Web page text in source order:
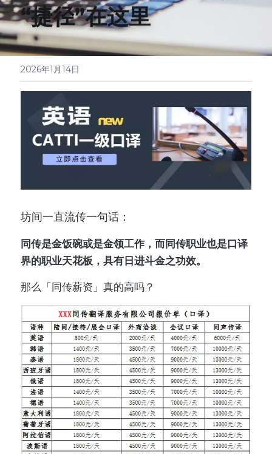
雅思托福
医学系列
翻译语种
翻译报价
“捷径”在这里
2026年1月14日
坊间一直流传一句话：
同传是金饭碗或是金领工作，而同传职业也是口译
界的职业天花板，具有日进斗金之功效。
那么「同传薪资」真的高吗？